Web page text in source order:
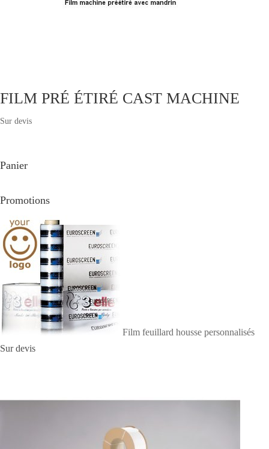
FILM PRÉ ÉTIRÉ CAST MACHINE
Sur devis
Panier
Promotions
Film feuillard housse personnalisés
Sur devis